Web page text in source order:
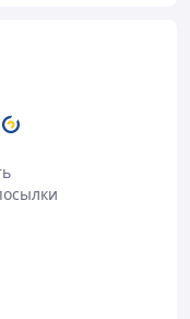
комфортно
в сумку